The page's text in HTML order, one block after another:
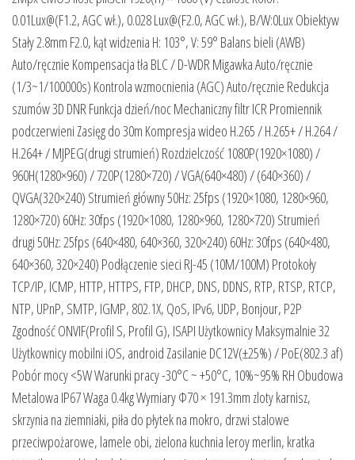
0.01Lux@(F1.2, AGC wł.), 0.028 Lux@(F2.0, AGC wł.), B/W:0Lux Obiektyw
Stały 2.8mm F2.0, kąt widzenia H: 103°, V: 59° Balans bieli (AWB)
Auto/ręcznie Kompensacja tła BLC / D-WDR Migawka Auto/ręcznie
(1/3~1/100000s) Kontrola wzmocnienia (AGC) Auto/ręcznie Redukcja
szumów 3D DNR Funkcja dzień/noc Mechaniczny filtr ICR Promiennik
podczerwieni Zasięg do 30m Kompresja wideo H.265 / H.265+ / H.264 /
H.264+ / MJPEG(drugi strumień) Rozdzielczość 1080P(1920×1080) /
960H(1280×960) / 720P(1280×720) / VGA(640×480) / (640×360) /
QVGA(320×240) Strumień główny 50Hz: 25fps (1920×1080, 1280×960,
1280×720) 60Hz: 30fps (1920×1080, 1280×960, 1280×720) Strumień
drugi 50Hz: 25fps (640×480, 640×360, 320×240) 60Hz: 30fps (640×480,
640×360, 320×240) Podłączenie sieci RJ-45 (10M/100M) Protokoły
TCP/IP, ICMP, HTTP, HTTPS, FTP, DHCP, DNS, DDNS, RTP, RTSP, RTCP,
NTP, UPnP, SMTP, IGMP, 802.1X, QoS, IPv6, UDP, Bonjour, P2P
Zgodność ONVIF(Profil S, Profil G), ISAPI Użytkownicy Maksymalnie 32
Użytkownicy mobilni iOS, android Zasilanie DC12V(±25%) / PoE(802.3 af)
Pobór mocy <5W Warunki pracy -30°C ~ +50°C, 10%~95% RH Obudowa
Metalowa IP67 Waga 0.4kg Wymiary Φ70 × 191.3mm zloty karnisz,
skrzynia na ziemniaki, piła do płytek na mokro, drzwi stalowe
przeciwpożarowe, lamele obi, zielona kuchnia leroy merlin, kratka